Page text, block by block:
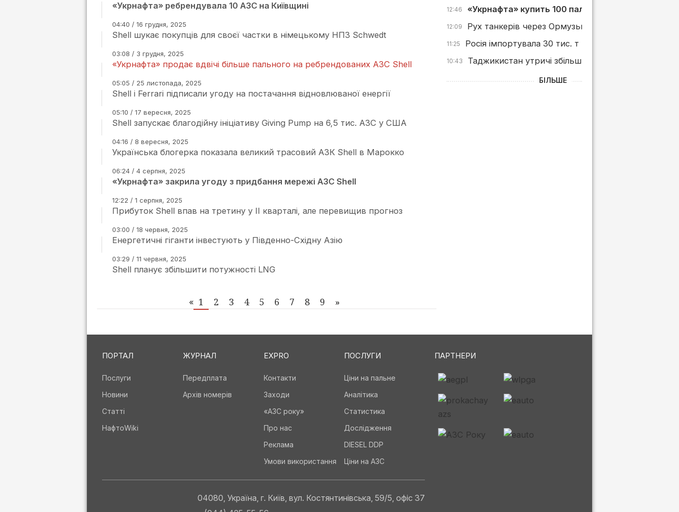
«Укрнафта» ребрендувала 10 АЗС на Київщині
04:40 / 16 грудня, 2025
Shell шукає покупців для своєї частки в німецькому НПЗ Schwedt
03:08 / 3 грудня, 2025
«Укрнафта» продає вдвічі більше пального на ребрендованих АЗС Shell
05:05 / 25 листопада, 2025
Shell і Ferrari підписали угоду на постачання відновлюваної енергії
05:10 / 17 вересня, 2025
Shell запускає благодійну ініціативу Giving Pump на 6,5 тис. АЗС у США
04:16 / 8 вересня, 2025
Українська блогерка показала великий трасовий АЗК Shell в Марокко
06:24 / 4 серпня, 2025
«Укрнафта» закрила угоду з придбання мережі АЗС Shell
12:22 / 1 серпня, 2025
Прибуток Shell впав на третину у ІІ кварталі, але перевищив прогноз
03:00 / 18 червня, 2025
Енергетичні гіганти інвестують у Південно-Східну Азію
03:29 / 11 червня, 2025
Shell планує збільшити потужності LNG
« 1 2 3 4 5 6 7 8 9 »
12:46 «Укрнафта» купить 100 паливовозів
12:09 Рух танкерів через Ормузьку протоку різко
11:25 Росія імпортувала 30 тис. т нафтопродуктів з
10:43 Таджикистан утричі збільшив імпорт пального з
БІЛЬШЕ
ПОРТАЛ
Послуги
Новини
Статті
НафтоWiki
ЖУРНАЛ
Передплата
Архів номерів
EXPRO
Контакти
Заходи
«АЗС року»
Про нас
Реклама
Умови використання
ПОСЛУГИ
Ціни на пальне
Аналітика
Статистика
Дослідження
DIESEL DDP
Ціни на АЗС
04080, Україна, г. Київ, вул. Костянтинівська, 59/5, офіс 37
ПАРТНЕРИ